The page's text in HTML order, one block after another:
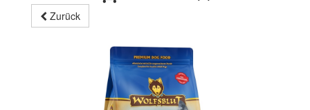
Zurück